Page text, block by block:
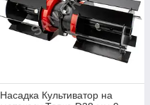
Насадка Культиватор на